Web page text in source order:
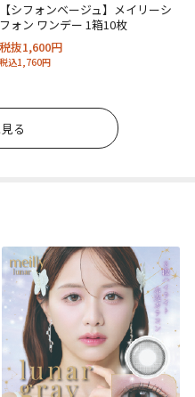
【シフォンベージュ】メイリーシ
フォン ワンデー 1箱10枚
税抜1,600円
税込1,760円
る